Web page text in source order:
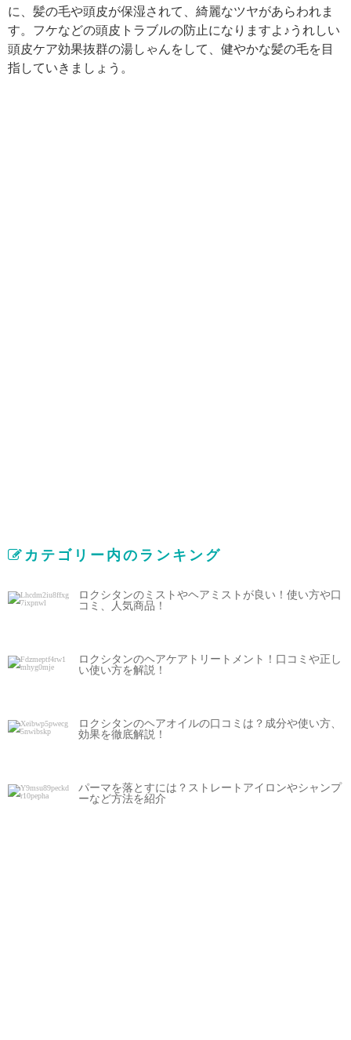
に、髪の毛や頭皮が保湿されて、綺麗なツヤがあらわれま
す。フケなどの頭皮トラブルの防止になりますよ♪うれしい
頭皮ケア効果抜群の湯しゃんをして、健やかな髪の毛を目
指していきましょう。
カテゴリー内のランキング
ロクシタンのミストやヘアミストが良い！使い方や口
コミ、人気商品！
ロクシタンのヘアケアトリートメント！口コミや正し
い使い方を解説！
ロクシタンのヘアオイルの口コミは？成分や使い方、
効果を徹底解説！
パーマを落とすには？ストレートアイロンやシャンプ
ーなど方法を紹介